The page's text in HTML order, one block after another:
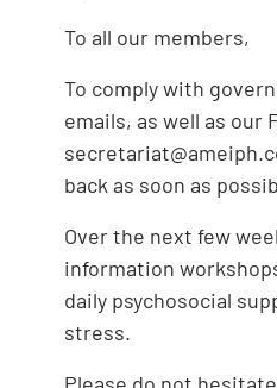
To all our members,
To comply with
emails, as well as our
back as soon as
Over the next few
information
daily psychosocial
stress.